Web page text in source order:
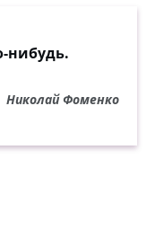
нибудь.
Николай Фоменко